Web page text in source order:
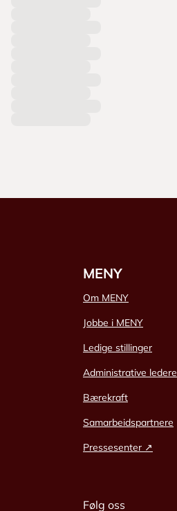
MENY
Om MENY
Jobbe i MENY
Ledige stillinger
Administrative ledere
Bærekraft
Samarbeidspartnere
Pressesenter ↗
Følg oss